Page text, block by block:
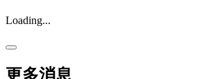
Loading...
更多消息